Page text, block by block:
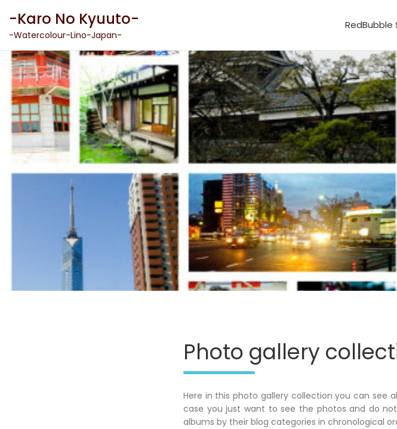
content
-Karo No Kyuuto-
-Watercolour-Lino-Japan-
RedBubble
Photo gallery
Here in this photo gallery collection you can see
case you just want to see the photos and do
albums by their blog categories in chronological